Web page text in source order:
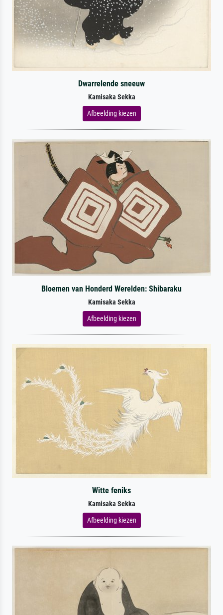
Dwarrelende sneeuw
Kamisaka Sekka
Afbeelding kiezen
Bloemen van Honderd Werelden: Shibaraku
Kamisaka Sekka
Afbeelding kiezen
Witte feniks
Kamisaka Sekka
Afbeelding kiezen